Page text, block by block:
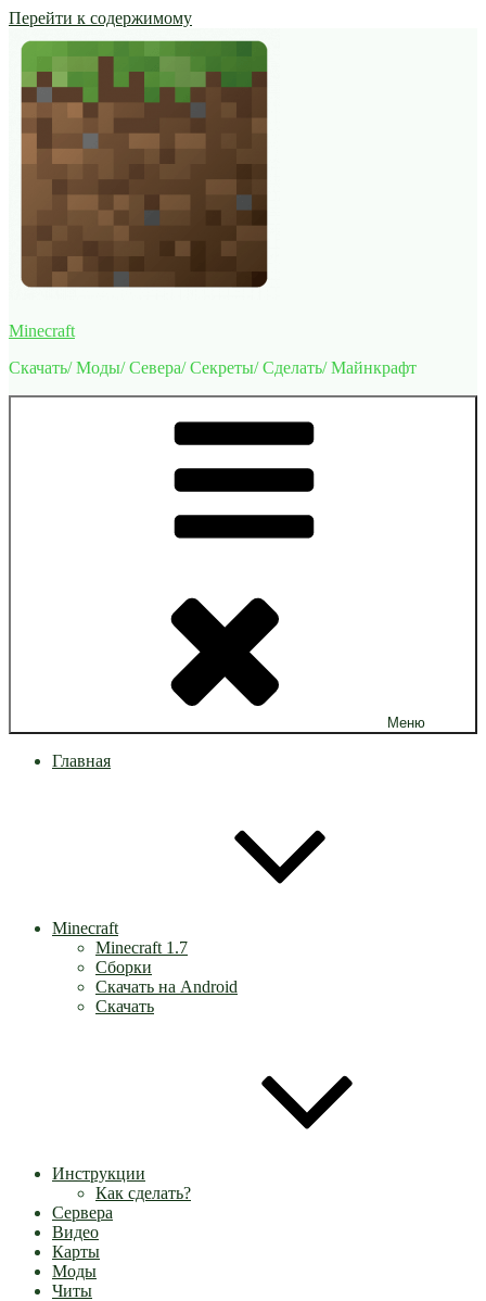
Перейти к содержимому
Minecraft
Скачать/ Моды/ Севера/ Секреты/ Сделать/ Майнкрафт
Меню
Главная
Minecraft
Minecraft 1.7
Сборки
Скачать на Android
Скачать
Инструкции
Как сделать?
Сервера
Видео
Карты
Моды
Читы